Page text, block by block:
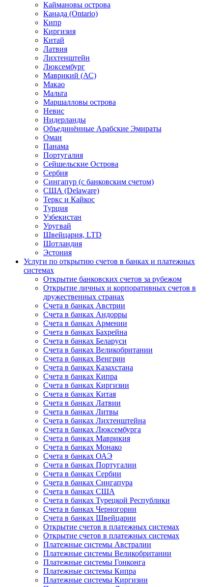
Каймановы острова
Канада (Ontario)
Кипр
Киргизия
Китай
Латвия
Лихтенштейн
Люксембург
Маврикий (АС)
Макао
Мальта
Маршалловы острова
Нeвис
Нидерланды
Объединённые Арабские Эмираты
Оман
Панама
Португалия
Сейшельские Острова
Сербия
Сингапур (c банковским счетом)
США (Delaware)
Теркс и Кайкос
Турция
Узбекистан
Уругвай
Швейцария, LTD
Шотландия
Эстония
Услуги по открытию счетов в банках и платежных
системах
Открытие банковских счетов за рубежом
Открытие личных и корпоративных счетов в
дружественных странах
Счета в банках Австрии
Счета в банках Андорры
Счета в банках Армении
Счета в банках Бахрейна
Счета в банках Беларуси
Счета в банках Великобритании
Счета в банках Венгрии
Счета в банках Казахстана
Счета в банках Кипра
Счета в банках Киргизии
Счета в банках Китая
Счета в банках Латвии
Счета в банках Литвы
Счета в банках Лихтенштейна
Счета в банках Люксембурга
Счета в банках Маврикия
Счета в банках Монако
Счета в банках ОАЭ
Счета в банках Португалии
Счета в банках Сербии
Счета в банках Сингапура
Счета в банках США
Счета в банках Турецкой Республики
Счета в банках Черногории
Счета в банках Швейцарии
Открытие счетов в платежных системах
Открытие счетов в платежных системах
Платежные системы Австралии
Платежные системы Великобритании
Платежные системы Гонконга
Платежные системы Кипра
Платежные системы Киргизии